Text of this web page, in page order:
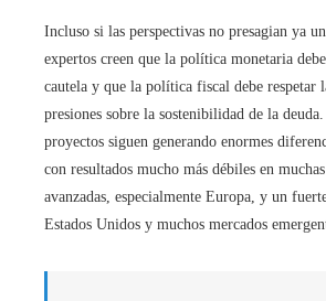
Incluso si las perspectivas no presagian ya
expertos creen que la política monetaria
cautela y que la política fiscal debe respetar
presiones sobre la sostenibilidad de la
proyectos siguen generando enormes
con resultados mucho más débiles en
avanzadas, especialmente Europa, y un
Estados Unidos y muchos mercados